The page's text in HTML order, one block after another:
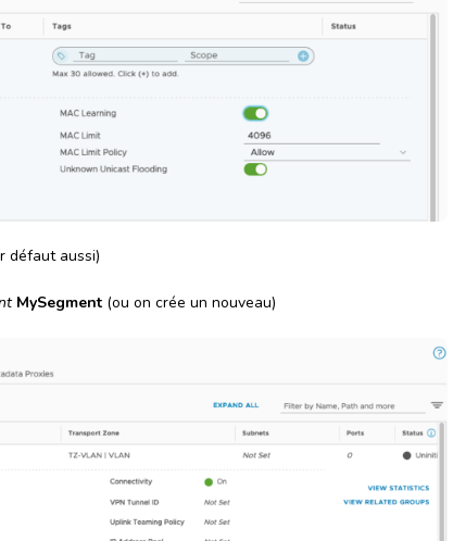
défaut aussi)
MySegment (ou on crée un nouveau)